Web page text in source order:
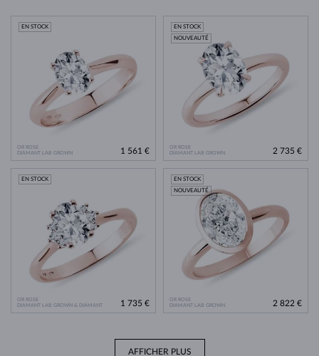
OR ROSE
DIAMANT LAB GROWN
EN STOCK
1 561 €
OR ROSE
DIAMANT LAB GROWN
EN STOCK
NOUVEAUTÉ
2 735 €
OR ROSE
DIAMANT LAB GROWN & DIAMANT
EN STOCK
1 735 €
OR ROSE
DIAMANT LAB GROWN
EN STOCK
NOUVEAUTÉ
2 822 €
AFFICHER PLUS